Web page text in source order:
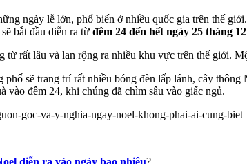
ngày lễ lớn, phổ biến ở nhiều quốc gia trên thế
bắt đầu diễn ra từ đêm 24 đến hết ngày 25 tháng
từ rất lâu và lan rộng ra nhiều khu vực trên thế giới.
phố sẽ trang trí rất nhiều bóng đèn lấp lánh, cây
vào đêm 24, khi chúng đã chìm sâu vào giấc ngủ.